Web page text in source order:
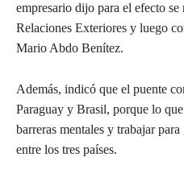
empresario dijo para el efecto
Relaciones Exteriores y luego
Mario Abdo Benítez.
Además, indicó que el puente
Paraguay y Brasil, porque lo
barreras mentales y trabajar
entre los tres países.